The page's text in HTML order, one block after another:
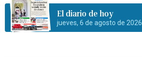
El diario de hoy
jueves, 6 de agosto de 2026